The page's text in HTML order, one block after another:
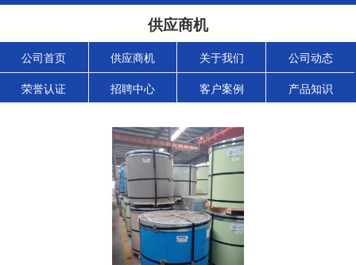
供应商机
公司首页 供应商机 关于我们 公司动态
荣誉认证 招聘中心 客户案例 产品知识